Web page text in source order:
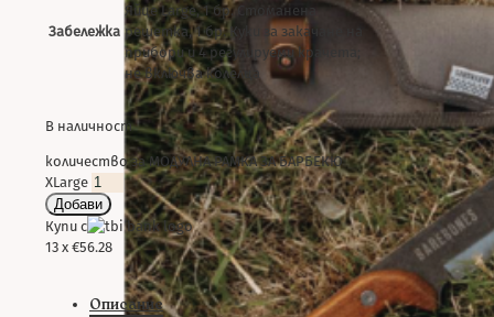
Забележка
Яйце Large, 1 бр. Стоманена
решетка, 1 бр. Куки за закачане на
прибори и 4 регулируеми крачета;
не включва колелца
В наличност
количество за МОДУЛНА РАМКА ЗА БАРБЕКЮ
XLarge
Добави
Купи с
13 x €56.28
Описание